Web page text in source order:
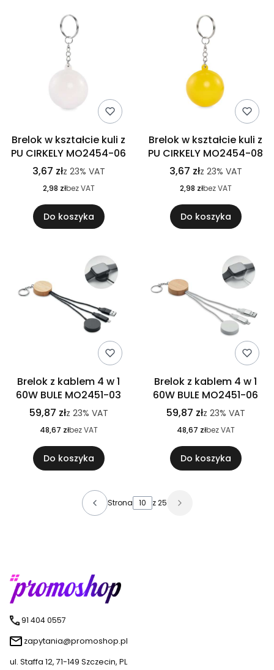
Brelok w kształcie kuli z
PU CIRKELY MO2454-06
3,67 złz 23% VAT
2,98 złbez VAT
Do koszyka
Brelok w kształcie kuli z
PU CIRKELY MO2454-08
3,67 złz 23% VAT
2,98 złbez VAT
Do koszyka
Brelok z kablem 4 w 1
60W BULE MO2451-03
59,87 złz 23% VAT
48,67 złbez VAT
Do koszyka
Brelok z kablem 4 w 1
60W BULE MO2451-06
59,87 złz 23% VAT
48,67 złbez VAT
Do koszyka
Strona z 25
91 404 0557
zapytania@promoshop.pl
ul. Staffa 12, 71-149 Szczecin, PL